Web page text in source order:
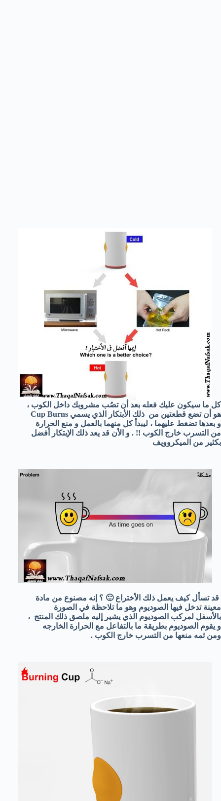
كل ما سيكون عليك فعله بعد أن تصُب مشروبك داخل الكوب ،
هو أن تضع قطعتين من ذلك الأبتكار الذي يسمي Cup Burns
و بعدها تضغط عليهما ، ليبدأ كل منهما بالعمل و منع الحرارة
من التسرب خارج الكوب !! . و الأن قد يعد ذلك الإبتكار أفضل
بكثير من الميكروويف
قد تسأل كيف يعمل ذلك الأختراع 🙂 ؟ إنه مصنوع من مادة
معينة تدخل فيها الصوديوم وهو ما تلاحظة في الصورة
بالأسفل لمركب الصوديوم الذي يشير إليه ملصق ذلك المنتج ،
و يقوم الصوديوم بطريقة ما بالتفاعل مع الحرارة الخارجه
ومن ثمه منعها من التسرب خارج الكوب .